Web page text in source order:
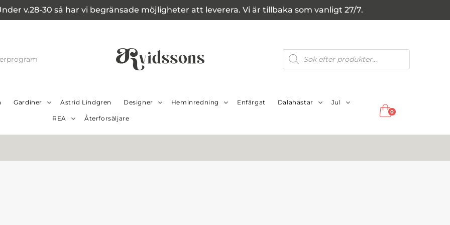
v.28-30 så har vi begränsade möjligheter att leverera. Vi är tillbaka som vanligt 27/7.
Produktsökning
Gardiner Astrid Lindgren Designer Heminredning Enfärgat Dalahästar Jul
REA Återforsäljare
0